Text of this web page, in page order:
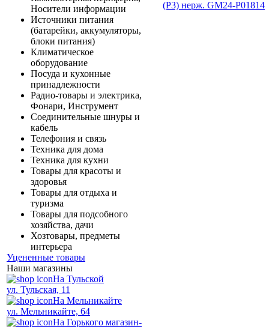
Носители информации
Источники питания
(батарейки, аккумуляторы,
блоки питания)
Климатическое
оборудование
Посуда и кухонные
принадлежности
Радио-товары и электрика,
Фонари, Инструмент
Соединительные шнуры и
кабель
Телефония и связь
Техника для дома
Техника для кухни
Товары для красоты и
здоровья
Товары для отдыха и
туризма
Товары для подсобного
хозяйства, дачи
Хозтовары, предметы
интерьера
Уцененные товары
Наши магазины
На Тульской
ул. Тульская, 11
На Мельникайте
ул. Мельникайте, 64
На Горького магазин-